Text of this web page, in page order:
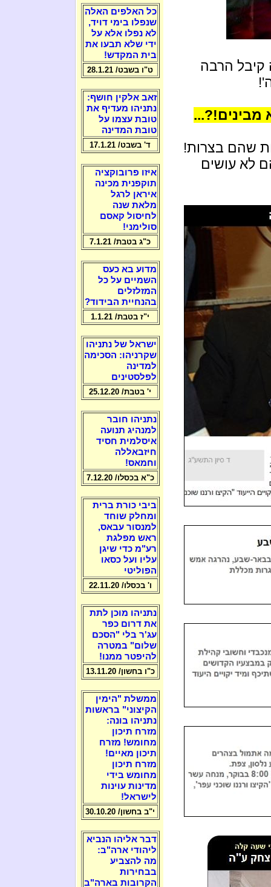
קיבל הרבה
שהם בצרות!
לא עושים
כל האלפים האלה
שנפלו בימי דויד,
לא נפלו אלא על
ידי שלא תבעו את
בית המקדש!
ט"ו בשבט/ 28.1.21
זאב אלקין חושף:
נתניהו מעדיף את
טובת עצמו על
טובת המדינה
ד' בשבט/ 17.1.21
איזו פרובוקציה
תוקפנית מכינה
איראן לרגל
מלאת שנה
לחיסול קאסם
סולימני!
כ"ג בטבת/ 7.1.21
מדוע בא כעס
השמיים על כל
המזלזלים
בהנחיית הבידוד?
י"ז בטבת/ 1.1.21
ישראל של נתניהו
שקרניהו: הסכימה
למדינה
לפלסטינים
י' בטבת/ 25.12.20
נתניהו חובר
למנהיג תנועה
איסלמית חסיד
חיזבאללה
וחמאס!
כ"א בכסלו/ 7.12.20
ביבי כורת ברית
ומחלק שוחד
למנסור עבאס,
ראש מפלגת
רע"מ כדי שיגן
עליו ועל כסאו
הפוליטי
ו' בכסלו/ 22.11.20
נתניהו מוכן לתת
את דרום כפר
עג'ר בלי "הסכם
שלום" במטרה
להיפטר ממנו!
כ"ו בחשון/ 13.11.20
ממשלת "הימין
הקיצוני" בראשות
נתניהו בונה:
מזרח תיכון
מחומש! מזרח
תיכון מאיים!
מזרח תיכון
מחומש בידי
מדינות עוינות
לישראל!
י"ב בחשון/ 30.10.20
דבר אליהו הנביא
ליהודי ארה"ב:
מה להצביע
בבחירות
הקרובות בארה"ב